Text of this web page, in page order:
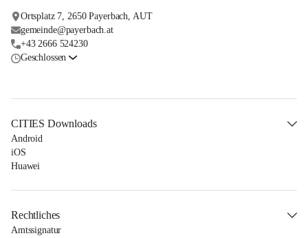
Ortsplatz 7, 2650 Payerbach, AUT
gemeinde@payerbach.at
+43 2666 524230
Geschlossen
CITIES Downloads
Android
iOS
Huawei
Rechtliches
Amtssignatur